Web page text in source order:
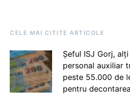
CELE MAI CITITE ARTICOLE
Șeful ISJ Gorj,
personal auxiliar
peste 55.000 de
pentru